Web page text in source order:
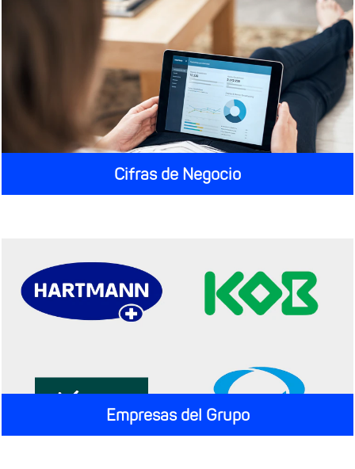
Cifras de Negocio
Empresas del Grupo